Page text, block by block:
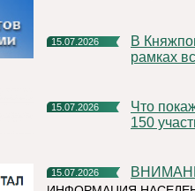
15.07.2026
В Княжпогостском округе продолжаются мероприятия в
рамках
15.07.2026
Что покажут на Коми ВДНХ? Организаторы ожидают более
150
15.07.2026